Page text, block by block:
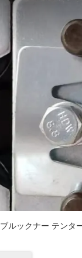
ブルックナー テンタ